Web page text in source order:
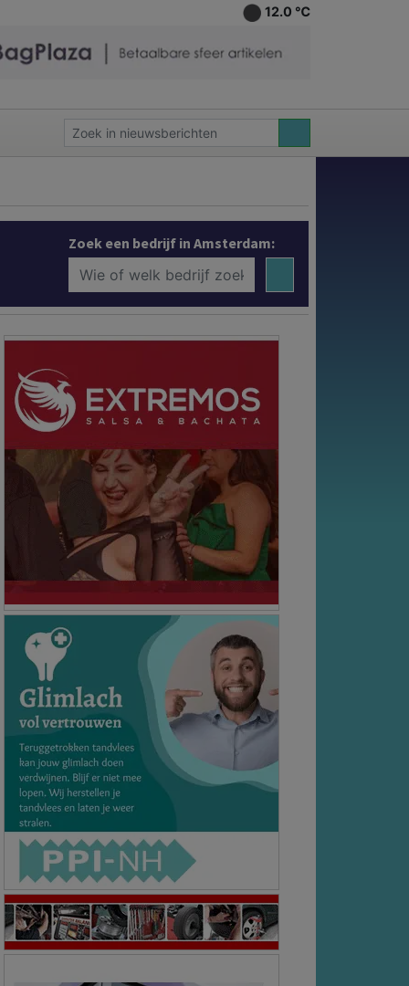
12.0 ℃
Zoek een bedrijf in Amsterdam: